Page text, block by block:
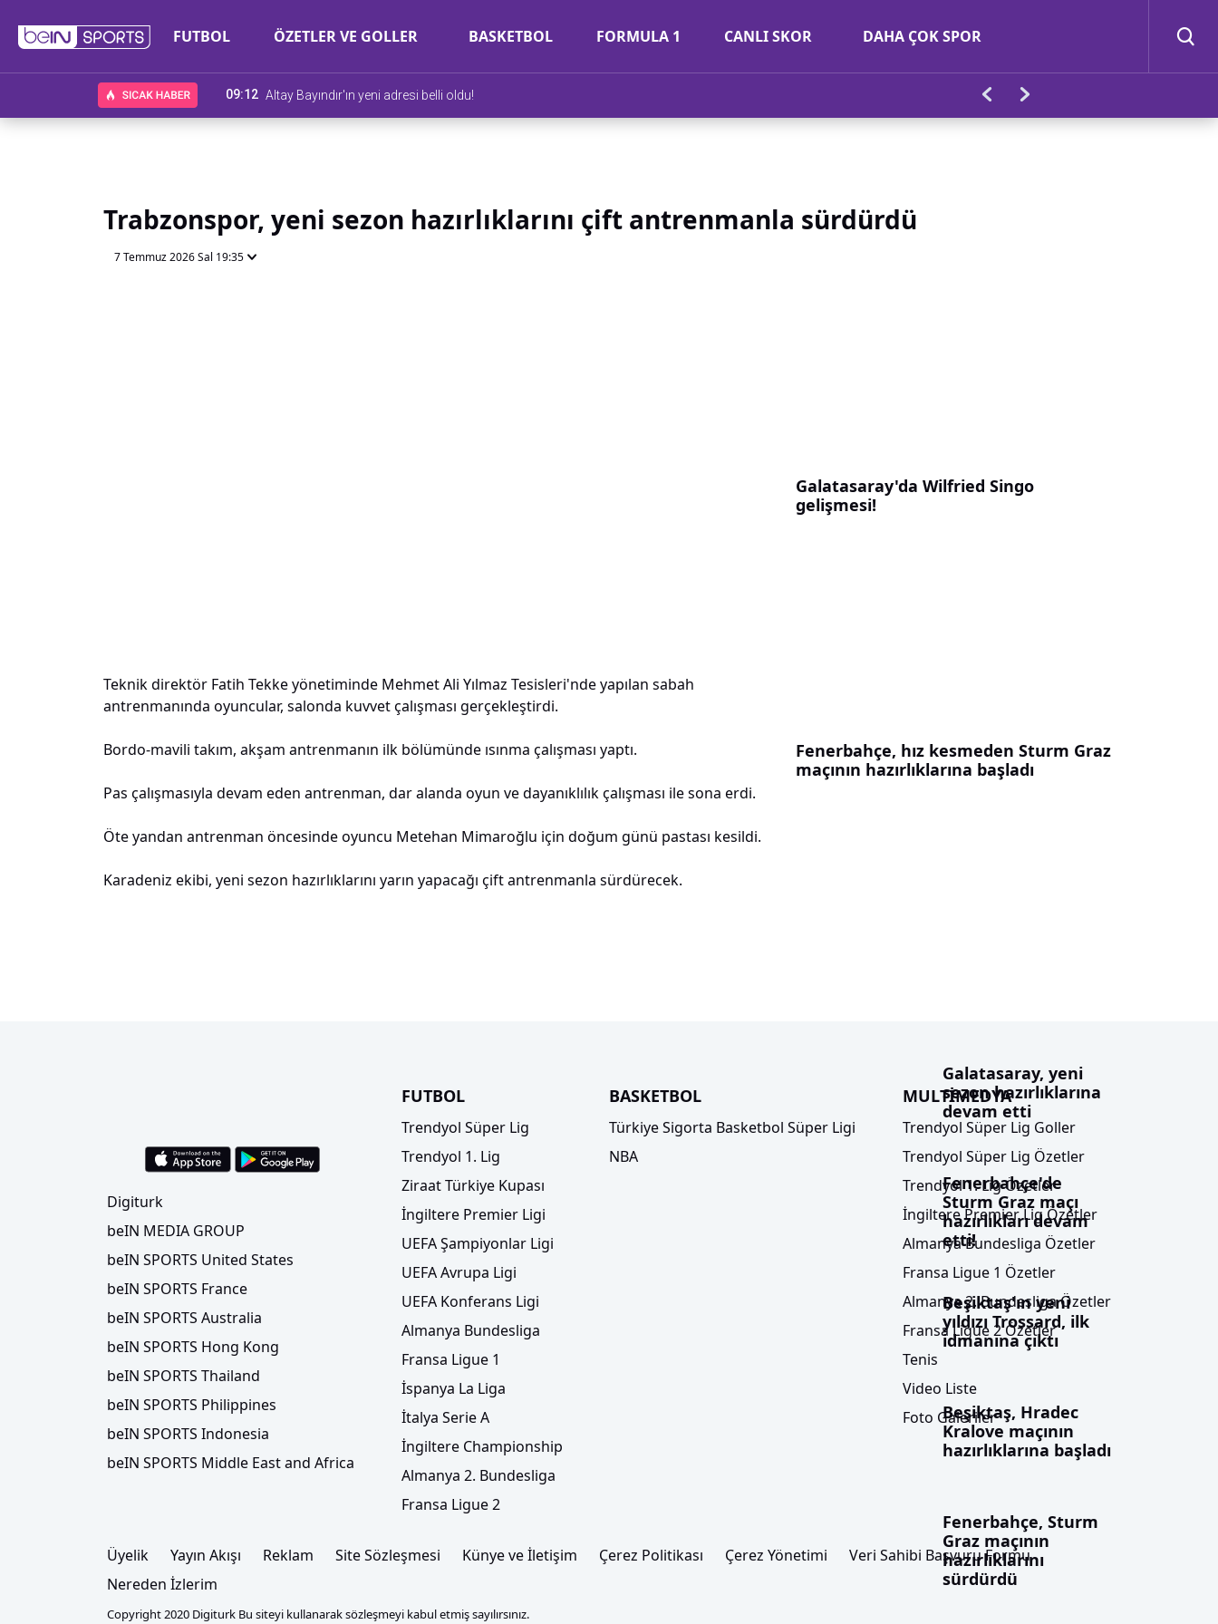
FUTBOL ÖZETLER VE GOLLER BASKETBOL FORMULA 1 CANLI SKOR DAHA ÇOK SPOR
09:12 Altay Bayındır'ın yeni adresi belli oldu!
Trabzonspor, yeni sezon hazırlıklarını çift antrenmanla sürdürdü
7 Temmuz 2026 Sal 19:35
Teknik direktör Fatih Tekke yönetiminde Mehmet Ali Yılmaz Tesisleri'nde yapılan sabah
antrenmanında oyuncular, salonda kuvvet çalışması gerçekleştirdi.
Bordo-mavili takım, akşam antrenmanın ilk bölümünde ısınma çalışması yaptı.
Pas çalışmasıyla devam eden antrenman, dar alanda oyun ve dayanıklılık çalışması ile sona erdi.
Öte yandan antrenman öncesinde oyuncu Metehan Mimaroğlu için doğum günü pastası kesildi.
Karadeniz ekibi, yeni sezon hazırlıklarını yarın yapacağı çift antrenmanla sürdürecek.
Galatasaray'da Wilfried Singo
gelişmesi!
Fenerbahçe, hız kesmeden Sturm Graz
maçının hazırlıklarına başladı
Galatasaray, yeni
sezon hazırlıklarına
devam etti
Fenerbahçe'de
Sturm Graz maçı
hazırlıkları devam
etti!
Beşiktaş'ın yeni
yıldızı Trossard, ilk
idmanına çıktı
Beşiktaş, Hradec
Kralove maçının
hazırlıklarına başladı
Fenerbahçe, Sturm
Graz maçının
hazırlıklarını
sürdürdü
Digiturk
beIN MEDIA GROUP
beIN SPORTS United States
beIN SPORTS France
beIN SPORTS Australia
beIN SPORTS Hong Kong
beIN SPORTS Thailand
beIN SPORTS Philippines
beIN SPORTS Indonesia
beIN SPORTS Middle East and Africa
FUTBOL
Trendyol Süper Lig
Trendyol 1. Lig
Ziraat Türkiye Kupası
İngiltere Premier Ligi
UEFA Şampiyonlar Ligi
UEFA Avrupa Ligi
UEFA Konferans Ligi
Almanya Bundesliga
Fransa Ligue 1
İspanya La Liga
İtalya Serie A
İngiltere Championship
Almanya 2. Bundesliga
Fransa Ligue 2
BASKETBOL
Türkiye Sigorta Basketbol Süper Ligi
NBA
MULTİMEDYA
Trendyol Süper Lig Goller
Trendyol Süper Lig Özetler
Trendyol 1. Lig Özetler
İngiltere Premier Lig Özetler
Almanya Bundesliga Özetler
Fransa Ligue 1 Özetler
Almanya 2. Bundesliga Özetler
Fransa Ligue 2 Özetler
Tenis
Video Liste
Foto Galeriler
Üyelik Yayın Akışı Reklam Site Sözleşmesi Künye ve İletişim Çerez Politikası Çerez Yönetimi
Veri Sahibi Başvuru Formu
Nereden İzlerim
Copyright 2020 Digiturk Bu siteyi kullanarak sözleşmeyi kabul etmiş sayılırsınız.